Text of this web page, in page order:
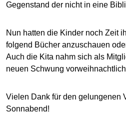
Gegenstand der nicht in eine
Nun hatten die Kinder noch Zeit
folgend Bücher anzuschauen
Auch die Kita nahm sich als
neuen Schwung
Vielen Dank für den gelungenen
Sonnabend!